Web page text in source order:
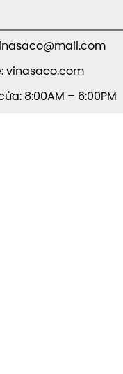
vinasaco.com
8:00AM – 6:00PM